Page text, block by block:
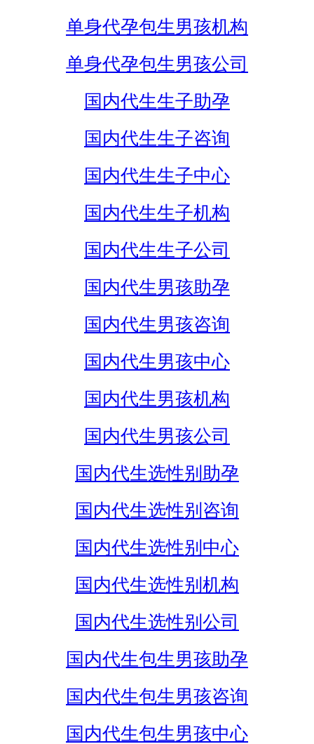
单身代孕包生男孩机构
单身代孕包生男孩公司
国内代生生子助孕
国内代生生子咨询
国内代生生子中心
国内代生生子机构
国内代生生子公司
国内代生男孩助孕
国内代生男孩咨询
国内代生男孩中心
国内代生男孩机构
国内代生男孩公司
国内代生选性别助孕
国内代生选性别咨询
国内代生选性别中心
国内代生选性别机构
国内代生选性别公司
国内代生包生男孩助孕
国内代生包生男孩咨询
国内代生包生男孩中心